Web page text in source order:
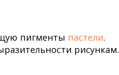
пигменты пастели.
рисункам.